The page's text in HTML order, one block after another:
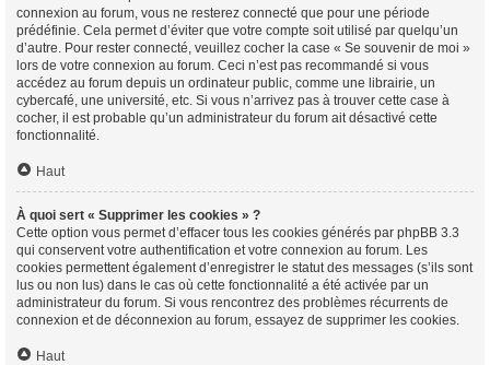
connexion au forum, vous ne resterez connecté que pour une période
prédéfinie. Cela permet d’éviter que votre compte soit utilisé par quelqu’un
d’autre. Pour rester connecté, veuillez cocher la case « Se souvenir de moi »
lors de votre connexion au forum. Ceci n’est pas recommandé si vous
accédez au forum depuis un ordinateur public, comme une librairie, un
cybercafé, une université, etc. Si vous n’arrivez pas à trouver cette case à
cocher, il est probable qu’un administrateur du forum ait désactivé cette
fonctionnalité.
Haut
À quoi sert « Supprimer les cookies » ?
Cette option vous permet d’effacer tous les cookies générés par phpBB 3.3
qui conservent votre authentification et votre connexion au forum. Les
cookies permettent également d’enregistrer le statut des messages (s’ils sont
lus ou non lus) dans le cas où cette fonctionnalité a été activée par un
administrateur du forum. Si vous rencontrez des problèmes récurrents de
connexion et de déconnexion au forum, essayez de supprimer les cookies.
Haut